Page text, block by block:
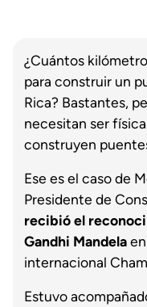
¿Cuántos
para construir un
Rica? Bastantes,
necesitan ser
construyen
Ese es el caso de
Presidente de
recibió el
Gandhi Mandela
internacional
Estuvo